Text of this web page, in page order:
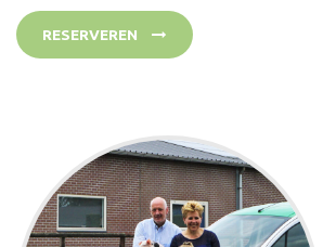
RESERVEREN